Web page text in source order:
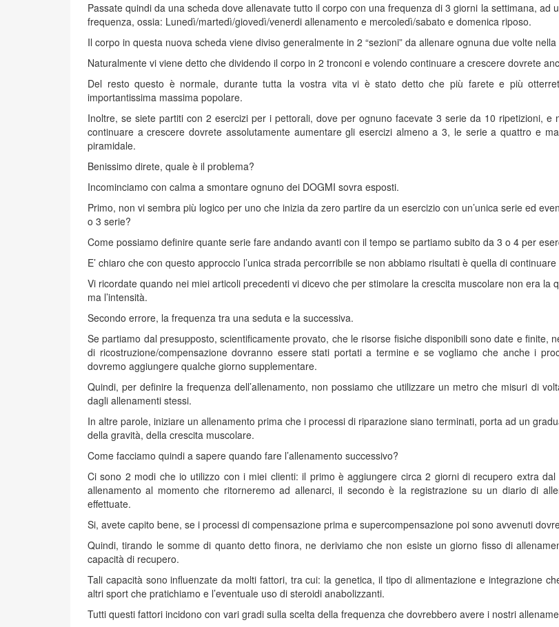
Passate quindi da una scheda dove allenavate tutto il corpo con una frequenza di 3 giorni la settimana,
frequenza, ossia: Lunedì/martedì/giovedì/venerdi allenamento e mercoledì/sabato e domenica riposo.
Il corpo in questa nuova scheda viene diviso generalmente in 2 “sezioni” da allenare ognuna due volte
Naturalmente vi viene detto che dividendo il corpo in 2 tronconi e volendo continuare a crescere dovrete
Del resto questo è normale, durante tutta la vostra vita vi è stato detto che più farete e più
importantissima massima popolare.
Inoltre, se siete partiti con 2 esercizi per i pettorali, dove per ognuno facevate 3 serie da 10 ripetizioni, e
continuare a crescere dovrete assolutamente aumentare gli esercizi almeno a 3, le serie a quattro e
piramidale.
Benissimo direte, quale è il problema?
Incominciamo con calma a smontare ognuno dei DOGMI sovra esposti.
Primo, non vi sembra più logico per uno che inizia da zero partire da un esercizio con un’unica serie ed
o 3 serie?
Come possiamo definire quante serie fare andando avanti con il tempo se partiamo subito da 3 o 4 per
E’ chiaro che con questo approccio l’unica strada percorribile se non abbiamo risultati è quella di
Vi ricordate quando nei miei articoli precedenti vi dicevo che per stimolare la crescita muscolare non era la
ma l’intensità.
Secondo errore, la frequenza tra una seduta e la successiva.
Se partiamo dal presupposto, scientificamente provato, che le risorse fisiche disponibili sono date e finite,
di ricostruzione/compensazione dovranno essere stati portati a termine e se vogliamo che anche i
dovremo aggiungere qualche giorno supplementare.
Quindi, per definire la frequenza dell’allenamento, non possiamo che utilizzare un metro che misuri di
dagli allenamenti stessi.
In altre parole, iniziare un allenamento prima che i processi di riparazione siano terminati, porta ad un
della gravità, della crescita muscolare.
Come facciamo quindi a sapere quando fare l’allenamento successivo?
Ci sono 2 modi che io utilizzo con i miei clienti: il primo è aggiungere circa 2 giorni di recupero extra
allenamento al momento che ritorneremo ad allenarci, il secondo è la registrazione su un diario di
effettuate.
Si, avete capito bene, se i processi di compensazione prima e supercompensazione poi sono avvenuti
Quindi, tirando le somme di quanto detto finora, ne deriviamo che non esiste un giorno fisso di
capacità di recupero.
Tali capacità sono influenzate da molti fattori, tra cui: la genetica, il tipo di alimentazione e integrazione
altri sport che pratichiamo e l’eventuale uso di steroidi anabolizzanti.
Tutti questi fattori incidono con vari gradi sulla scelta della frequenza che dovrebbero avere i nostri